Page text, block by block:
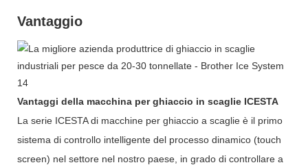
Vantaggio
Vantaggi della macchina per ghiaccio in scaglie ICESTA
La serie ICESTA di macchine per ghiaccio a scaglie è il primo
sistema di controllo intelligente del processo dinamico (touch
screen) nel settore nel nostro paese, in grado di controllare a